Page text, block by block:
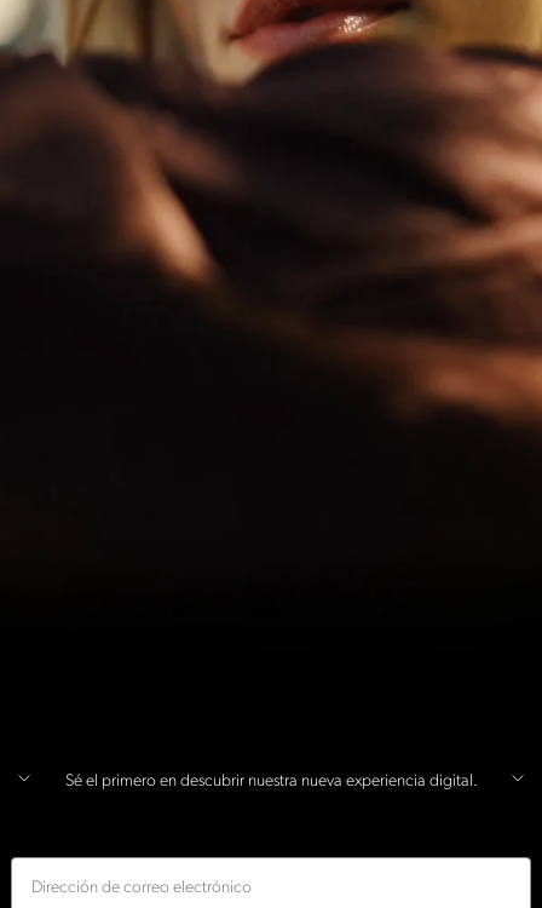
Sé el primero en descubrir nuestra nueva experiencia digital.
Correo electrónico